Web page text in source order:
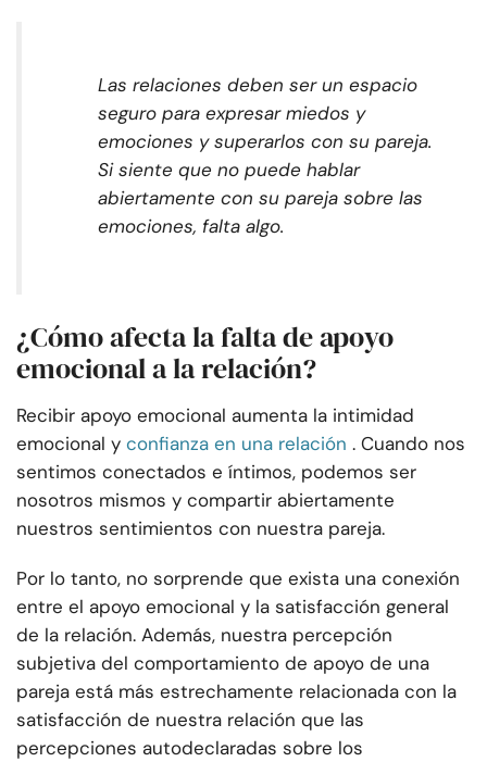
Las relaciones deben ser un espacio
seguro para expresar miedos y
emociones y superarlos con su pareja.
Si siente que no puede hablar
abiertamente con su pareja sobre las
emociones, falta algo.
¿Cómo afecta la falta de apoyo
emocional a la relación?
Recibir apoyo emocional aumenta la intimidad
emocional y confianza en una relación . Cuando nos
sentimos conectados e íntimos, podemos ser
nosotros mismos y compartir abiertamente
nuestros sentimientos con nuestra pareja.
Por lo tanto, no sorprende que exista una conexión
entre el apoyo emocional y la satisfacción general
de la relación. Además, nuestra percepción
subjetiva del comportamiento de apoyo de una
pareja está más estrechamente relacionada con la
satisfacción de nuestra relación que las
percepciones autodeclaradas sobre los